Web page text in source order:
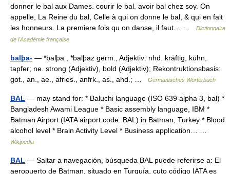
donner le bal aux Dames. courir le bal. avoir bal chez soy. On
appelle, La Reine du bal, Celle à qui on donne le bal, & qui en fait
les honneurs. La premiere fois qu on danse, il faut… …
Dictionnaire
de l'Académie française
balþa- — *balþa , *balþaz germ., Adjektiv: nhd. kräftig, kühn,
tapfer; ne. strong (Adjektiv), bold (Adjektiv); Rekontruktionsbasis:
got., an., ae., afries., anfrk., as., ahd.; …
Germanisches Wörterbuch
BAL — may stand for: * Baluchi language (ISO 639 alpha 3, bal) *
Bangladesh Awami League * Basic assembly language, IBM *
Batman Airport (IATA airport code: BAL) in Batman, Turkey * Blood
alcohol level * Brain Activity Level * Business application… …
Wikipedia
BAL — Saltar a navegación, búsqueda BAL puede referirse a: El
aeropuerto de Batman, situado en Turquía, cuto código IATA es